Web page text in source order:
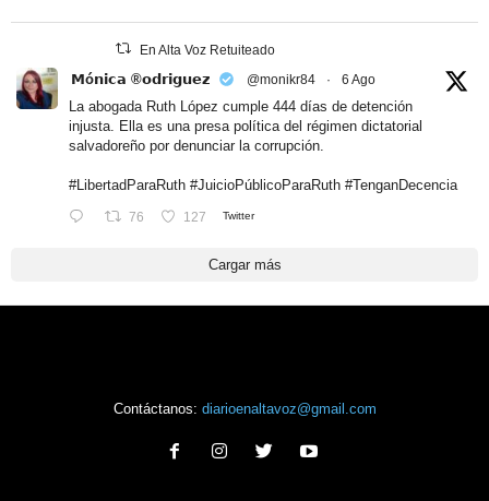
En Alta Voz Retuiteado
𝗠ó𝗻𝗶𝗰𝗮 ®𝗼𝗱𝗿𝗶𝗴𝘂𝗲𝘇 @monikr84 · 6 Ago
La abogada Ruth López cumple 444 días de detención
injusta. Ella es una presa política del régimen dictatorial
salvadoreño por denunciar la corrupción.
#LibertadParaRuth #JuicioPúblicoParaRuth #TenganDecencia
76 127 Twitter
Cargar más
Contáctanos: diarioenaltavoz@gmail.com